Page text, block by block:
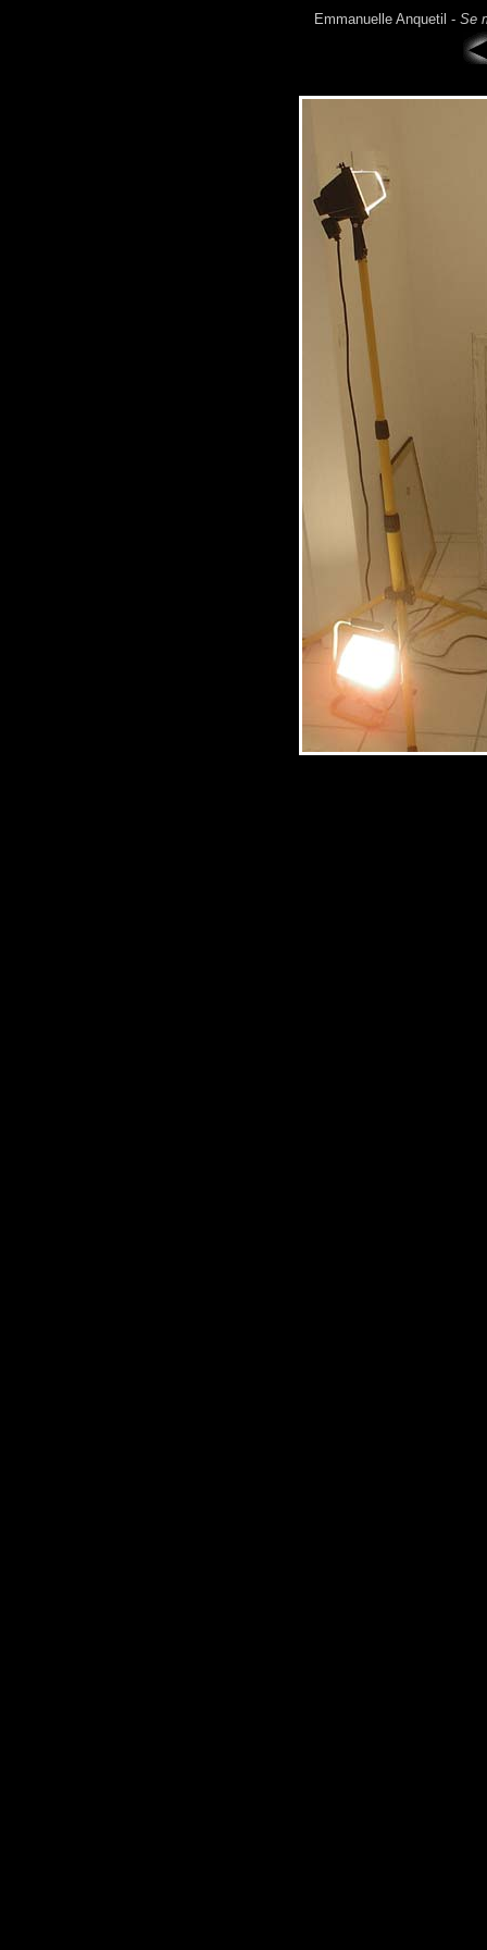
Emmanuelle Anquetil - Se